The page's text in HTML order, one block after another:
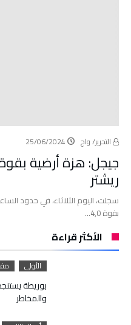
التحرير/ واج
25/06/2024
ريشتر
بقوة 4,0…
الأكثر قراءة
الأولى
بوريطة
والمخاطر